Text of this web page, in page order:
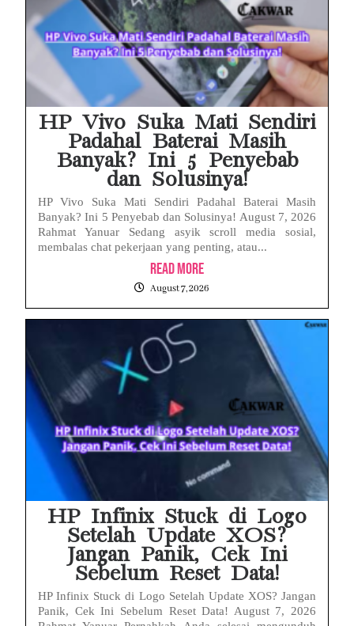
HP Vivo Suka Mati Sendiri
Padahal Baterai Masih
Banyak? Ini 5 Penyebab
dan Solusinya!
HP Vivo Suka Mati Sendiri Padahal Baterai Masih
Banyak? Ini 5 Penyebab dan Solusinya! August 7, 2026
Rahmat Yanuar Sedang asyik scroll media sosial,
membalas chat pekerjaan yang penting, atau...
Read More
August 7, 2026
HP Infinix Stuck di Logo
Setelah Update XOS?
Jangan Panik, Cek Ini
Sebelum Reset Data!
HP Infinix Stuck di Logo Setelah Update XOS? Jangan
Panik, Cek Ini Sebelum Reset Data! August 7, 2026